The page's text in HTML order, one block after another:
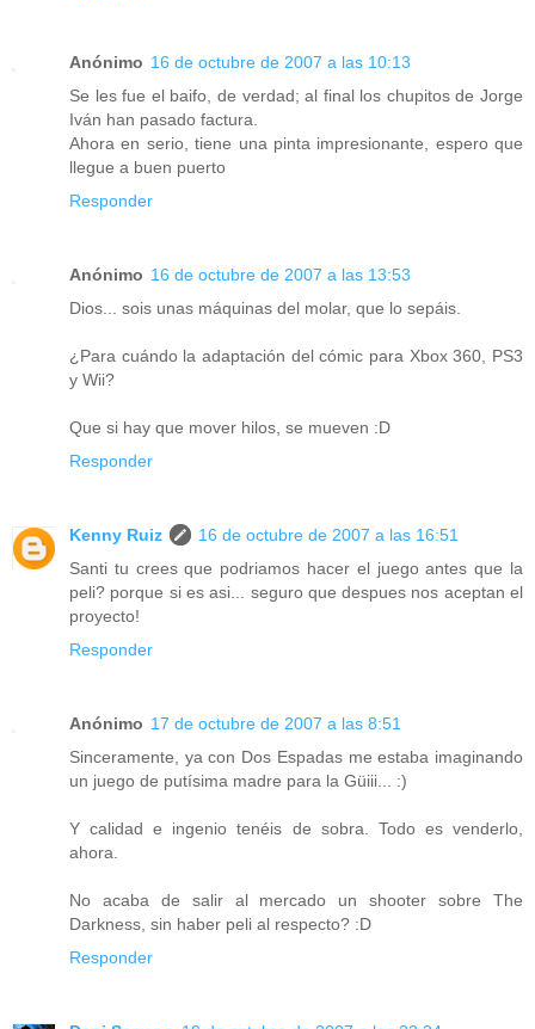
Anónimo 16 de octubre de 2007 a las 10:13
Se les fue el baifo, de verdad; al final los chupitos de Jorge
Iván han pasado factura.
Ahora en serio, tiene una pinta impresionante, espero que
llegue a buen puerto
Responder
Anónimo 16 de octubre de 2007 a las 13:53
Dios... sois unas máquinas del molar, que lo sepáis.
¿Para cuándo la adaptación del cómic para Xbox 360, PS3
y Wii?
Que si hay que mover hilos, se mueven :D
Responder
Kenny Ruiz
16 de octubre de 2007 a las 16:51
Santi tu crees que podriamos hacer el juego antes que la
peli? porque si es asi... seguro que despues nos aceptan el
proyecto!
Responder
Anónimo 17 de octubre de 2007 a las 8:51
Sinceramente, ya con Dos Espadas me estaba imaginando
un juego de putísima madre para la Güiii... :)
Y calidad e ingenio tenéis de sobra. Todo es venderlo,
ahora.
No acaba de salir al mercado un shooter sobre The
Darkness, sin haber peli al respecto? :D
Responder